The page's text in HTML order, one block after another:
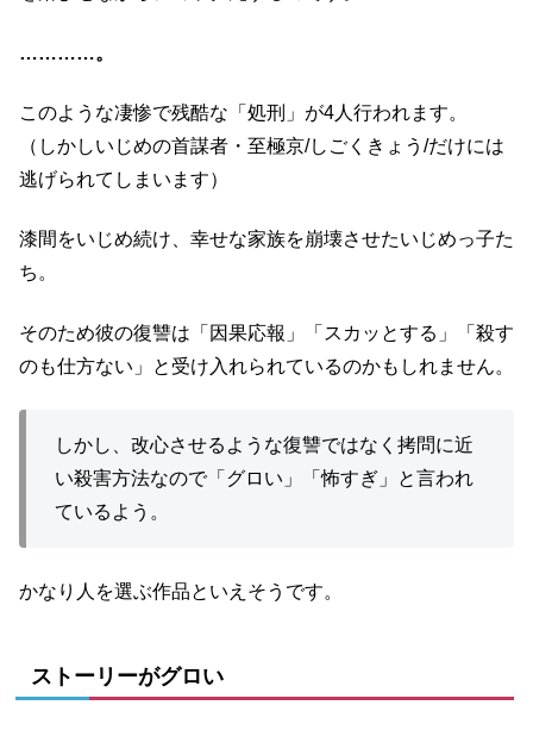
…………。
このような凄惨で残酷な「処刑」が4人行われます。
（しかしいじめの首謀者・至極京/しごくきょう/だけには
逃げられてしまいます）
漆間をいじめ続け、幸せな家族を崩壊させたいじめっ子た
ち。
そのため彼の復讐は「因果応報」「スカッとする」「殺す
のも仕方ない」と受け入れられているのかもしれません。
しかし、改心させるような復讐ではなく拷問に近
い殺害方法なので「グロい」「怖すぎ」と言われ
ているよう。
かなり人を選ぶ作品といえそうです。
ストーリーがグロい